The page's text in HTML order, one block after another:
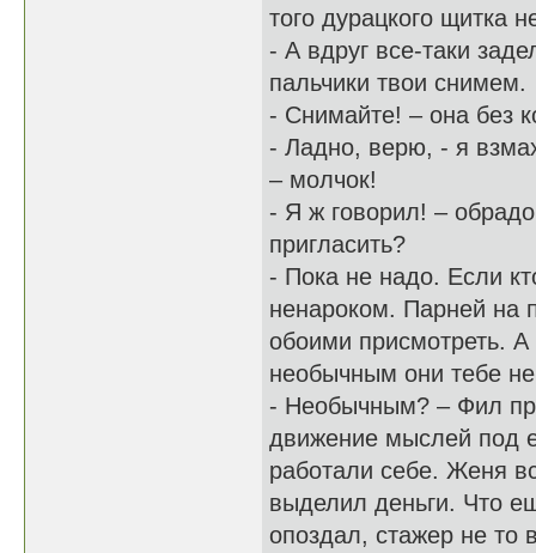
того дурацкого щитка
- А вдруг все-таки
пальчики твои снимем.
- Снимайте! – она без
- Ладно, верю, - я
– молчок!
- Я ж говорил! –
пригласить?
- Пока не надо. Если
ненароком. Парней на
обоими присмотреть.
необычным они тебе
- Необычным? – Фил
движение мыслей под
работали себе. Женя
выделил деньги. Что
опоздал, стажер не то